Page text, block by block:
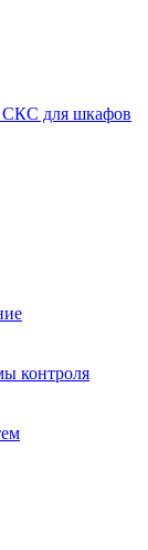
СКС для шкафов
контроля